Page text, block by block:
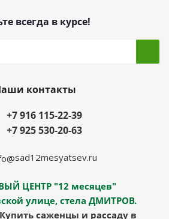
всегда в курсе!
контакты
+7 916 115-22-39
+7 925 530-20-63
sad12mesyatsev.ru
ЦЕНТР "12 месяцев"
улице, стела ДМИТРОВ.
саженцы и рассаду в